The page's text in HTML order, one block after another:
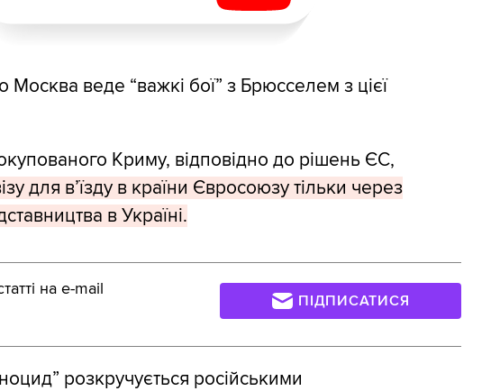
веде “важкі бої” з Брюсселем з цієї
Криму, відповідно до рішень ЄС,
для в’їзду в країни Євросоюзу тільки через
в Україні.
на e-mail
ПІДПИСАТИСЯ
розкручується російськими